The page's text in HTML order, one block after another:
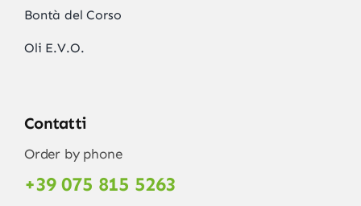
Bontà del Corso
Oli E.V.O.
Contatti
Order by phone
+39 075 815 5263